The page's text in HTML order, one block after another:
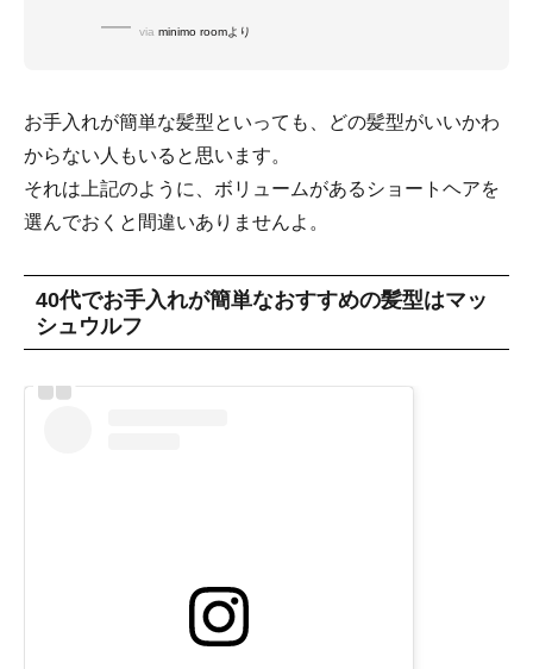
via minimo roomより
お手入れが簡単な髪型といっても、どの髪型がいいかわ
からない人もいると思います。
それは上記のように、ボリュームがあるショートヘアを
選んでおくと間違いありませんよ。
40代でお手入れが簡単なおすすめの髪型はマッ
シュウルフ